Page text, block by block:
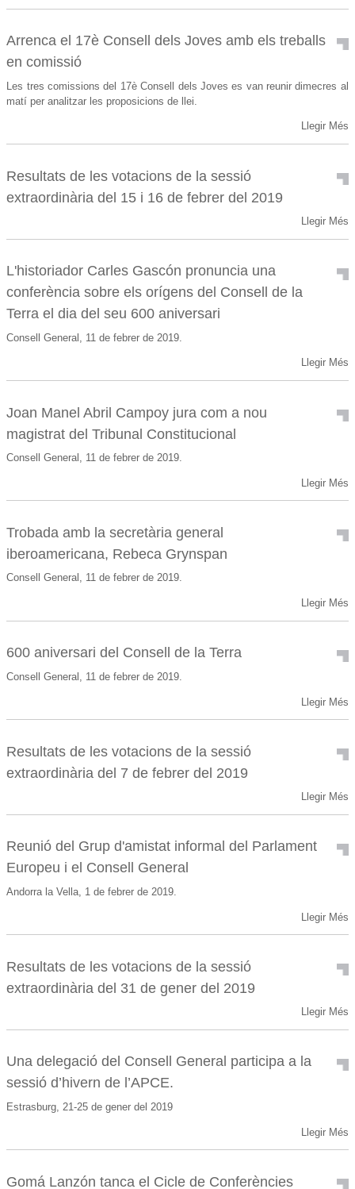
Arrenca el 17è Consell dels Joves amb els treballs
en comissió
Les tres comissions del 17è Consell dels Joves es van reunir dimecres al
matí per analitzar les proposicions de llei.
Llegir Més
Resultats de les votacions de la sessió
extraordinària del 15 i 16 de febrer del 2019
Llegir Més
L'historiador Carles Gascón pronuncia una
conferència sobre els orígens del Consell de la
Terra el dia del seu 600 aniversari
Consell General, 11 de febrer de 2019.
Llegir Més
Joan Manel Abril Campoy jura com a nou
magistrat del Tribunal Constitucional
Consell General, 11 de febrer de 2019.
Llegir Més
Trobada amb la secretària general
iberoamericana, Rebeca Grynspan
Consell General, 11 de febrer de 2019.
Llegir Més
600 aniversari del Consell de la Terra
Consell General, 11 de febrer de 2019.
Llegir Més
Resultats de les votacions de la sessió
extraordinària del 7 de febrer del 2019
Llegir Més
Reunió del Grup d'amistat informal del Parlament
Europeu i el Consell General
Andorra la Vella, 1 de febrer de 2019.
Llegir Més
Resultats de les votacions de la sessió
extraordinària del 31 de gener del 2019
Llegir Més
Una delegació del Consell General participa a la
sessió d’hivern de l’APCE.
Estrasburg, 21-25 de gener del 2019
Llegir Més
Gomá Lanzón tanca el Cicle de Conferències